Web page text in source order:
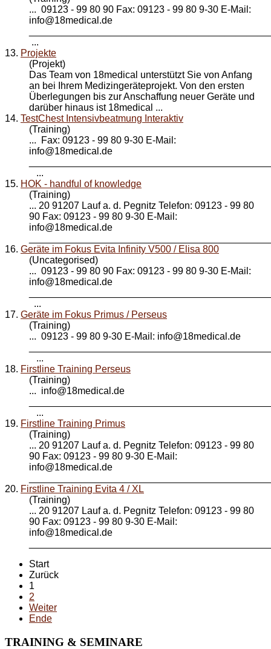
... 09123 - 99 80 90 Fax: 09123 - 99 80 9-30 E-Mail:
info@18medical .de
...
13. Projekte
(Projekt)
Das Team von 18medical unterstützt Sie von Anfang
an bei Ihrem Medizingeräteprojekt. Von den ersten
Überlegungen bis zur Anschaffung neuer Geräte und
darüber hinaus ist 18medical ...
14. TestChest Intensivbeatmung Interaktiv
(Training)
... Fax: 09123 - 99 80 9-30 E-Mail:
info@18medical .de
...
15. HOK - handful of knowledge
(Training)
... 20 91207 Lauf a. d. Pegnitz Telefon: 09123 - 99 80
90 Fax: 09123 - 99 80 9-30 E-Mail:
info@18medical .de
16. Geräte im Fokus Evita Infinity V500 / Elisa 800
(Uncategorised)
... 09123 - 99 80 90 Fax: 09123 - 99 80 9-30 E-Mail:
info@18medical .de
...
17. Geräte im Fokus Primus / Perseus
(Training)
... 09123 - 99 80 9-30 E-Mail: info@18medical .de
...
18. Firstline Training Perseus
(Training)
... info@18medical .de
...
19. Firstline Training Primus
(Training)
... 20 91207 Lauf a. d. Pegnitz Telefon: 09123 - 99 80
90 Fax: 09123 - 99 80 9-30 E-Mail:
info@18medical .de
20. Firstline Training Evita 4 / XL
(Training)
... 20 91207 Lauf a. d. Pegnitz Telefon: 09123 - 99 80
90 Fax: 09123 - 99 80 9-30 E-Mail:
info@18medical .de
Start
Zurück
1
2
Weiter
Ende
TRAINING & SEMINARE